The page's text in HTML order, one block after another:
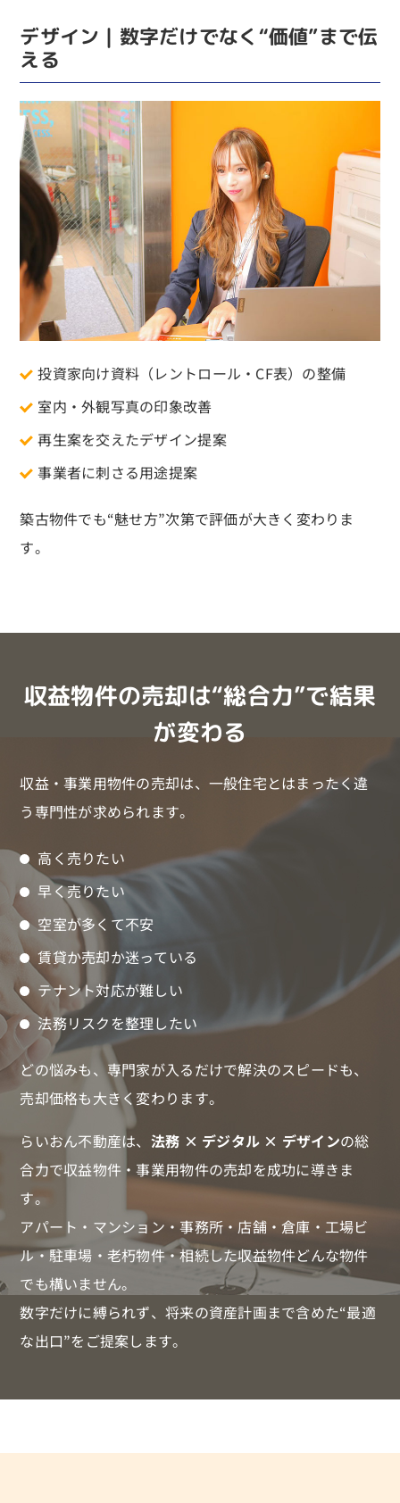
デザイン｜数字だけでなく“価値”まで伝
える
投資家向け資料（レントロール・CF表）の整備
室内・外観写真の印象改善
再生案を交えたデザイン提案
事業者に刺さる用途提案
築古物件でも“魅せ方”次第で評価が大きく変わりま
す。
収益物件の売却は“総合力”で結果
が変わる
収益・事業用物件の売却は、一般住宅とはまったく違
う専門性が求められます。
高く売りたい
早く売りたい
空室が多くて不安
賃貸か売却か迷っている
テナント対応が難しい
法務リスクを整理したい
どの悩みも、専門家が入るだけで解決のスピードも、
売却価格も大きく変わります。
らいおん不動産は、 法務 × デジタル × デザインの総
合力で収益物件・事業用物件の売却を成功に導きま
す。
アパート・マンション・事務所・店舗・倉庫・工場ビ
ル・駐車場・老朽物件・相続した収益物件どんな物件
でも構いません。
数字だけに縛られず、将来の資産計画まで含めた“最適
な出口”をご提案します。